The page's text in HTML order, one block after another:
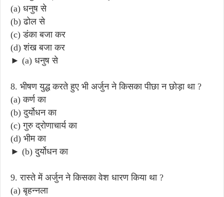
(a) धनुष से
(b) ढोल से
(c) डंका बजा कर
(d) शंख बजा कर
► (a) धनुष से
8. भीषण युद्ध करते हुए भी अर्जुन ने किसका पीछा न छोड़ा था ?
(a) कर्ण का
(b) दुर्योधन का
(c) गुरु द्रोणाचार्य का
(d) भीम का
► (b) दुर्योधन का
9. रास्ते में अर्जुन ने किसका वेश धारण किया था ?
(a) बृहन्नला